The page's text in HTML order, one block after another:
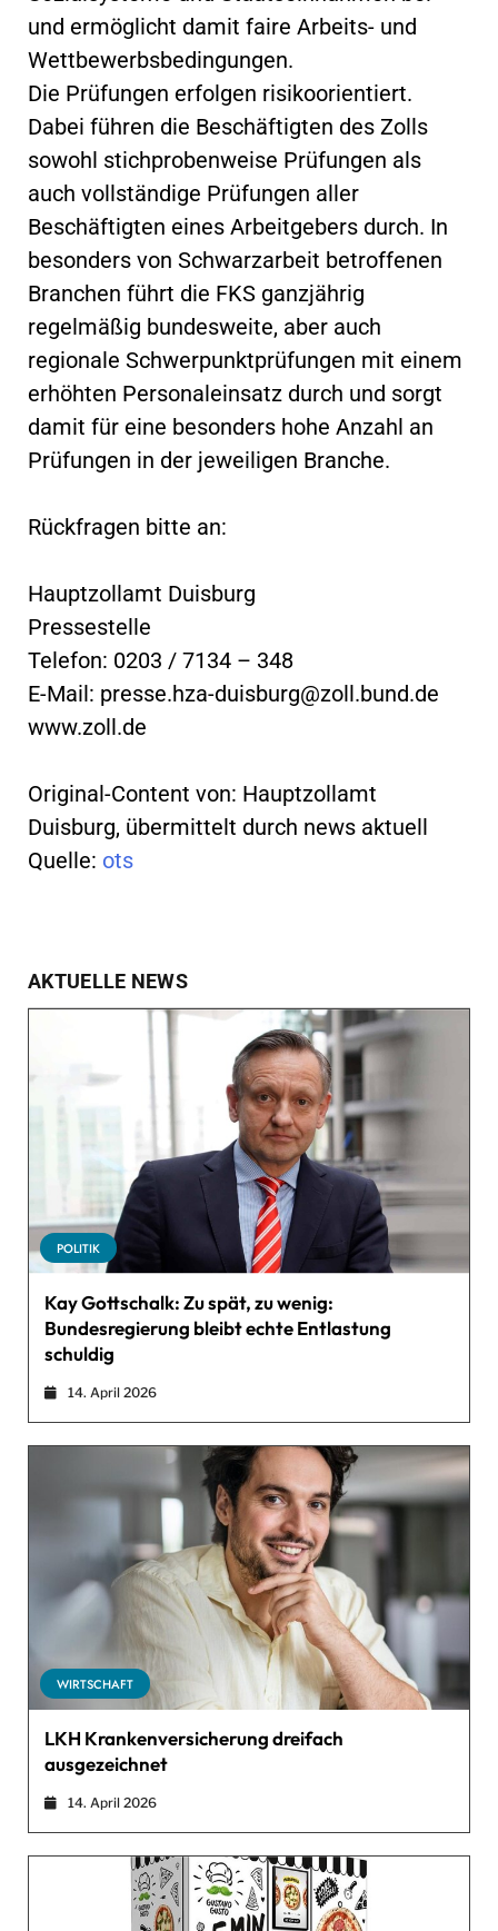
und ermöglicht damit faire Arbeits- und
Wettbewerbsbedingungen.
Die Prüfungen erfolgen risikoorientiert.
Dabei führen die Beschäftigten des Zolls
sowohl stichprobenweise Prüfungen als
auch vollständige Prüfungen aller
Beschäftigten eines Arbeitgebers durch. In
besonders von Schwarzarbeit betroffenen
Branchen führt die FKS ganzjährig
regelmäßig bundesweite, aber auch
regionale Schwerpunktprüfungen mit einem
erhöhten Personaleinsatz durch und sorgt
damit für eine besonders hohe Anzahl an
Prüfungen in der jeweiligen Branche.
Rückfragen bitte an:
Hauptzollamt Duisburg
Pressestelle
Telefon: 0203 / 7134 – 348
E-Mail: presse.hza-duisburg@zoll.bund.de
www.zoll.de
Original-Content von: Hauptzollamt
Duisburg, übermittelt durch news aktuell
Quelle: ots
AKTUELLE NEWS
POLITIK
Kay Gottschalk: Zu spät, zu wenig:
Bundesregierung bleibt echte Entlastung
schuldig
14. April 2026
WIRTSCHAFT
LKH Krankenversicherung dreifach
ausgezeichnet
14. April 2026